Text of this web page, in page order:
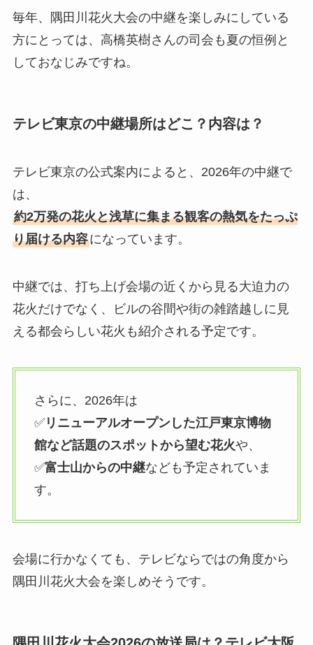
毎年、隅田川花火大会の中継を楽しみにしている
方にとっては、高橋英樹さんの司会も夏の恒例と
しておなじみですね。
テレビ東京の中継場所はどこ？内容は？
テレビ東京の公式案内によると、2026年の中継で
は、
約2万発の花火と浅草に集まる観客の熱気をたっぷ
り届ける内容になっています。
中継では、打ち上げ会場の近くから見る大迫力の
花火だけでなく、ビルの谷間や街の雑踏越しに見
える都会らしい花火も紹介される予定です。
さらに、2026年は
✅リニューアルオープンした江戸東京博物
館など話題のスポットから望む花火や、
✅富士山からの中継なども予定されていま
す。
会場に行かなくても、テレビならではの角度から
隅田川花火大会を楽しめそうです。